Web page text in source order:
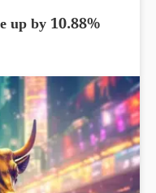
up by 10.88%